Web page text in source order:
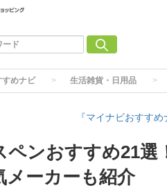
すめナビ 生活雑貨・日用品
『マイナビおすす
ペンおすすめ21選
メーカーも紹介